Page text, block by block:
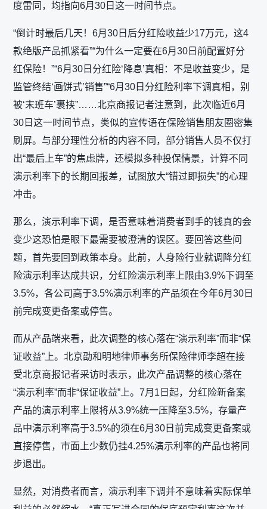
度雷同，均指向6月30日这一时间节点。
“倒计时最后几天！6月30日后分红险收益少17万元，这4
款绝版产品抓紧看”“为什么一定要在6月30日前配置好分
红保险！”“6月30日分红险‘降息’真相：不是收益变少，是
监管终结‘画饼式’销售”“6月30日分红险利率下调真相，别
被‘末班车’裹挟”……北京商报记者注意到，此次临近6月
30日这一时间节点，类似的宣传语在保险销售朋友圈密集
刷屏。与部分理性分析的内容不同，部分销售人员不仅打
出“最后上车”的焦虑牌，还模拟多种投保情景，计算不同
演示利率下的长期回报差，试图放大“错过即损失”的心理
冲击。
那么，演示利率下调，是否意味着消费者到手的钱真的会
变少这恐怕是眼下最需要被澄清的误区。要回答这些问
题，首先要回到政策本身。此前，人身险行业就调降分红
险演示利率达成共识，分红险演示利率上限由3.9%下调至
3.5%，各公司高于3.5%演示利率的产品须在今年6月30日
前完成变更备案或停售。
而从产品端来看，此次调整的核心落在“演示利率”而非“保
证收益”上。北京劭和明地律师事务所保险律师李超在接
受北京商报记者采访时表示，此次产品调整的核心落在
“演示利率”而非“保证收益”上。7月1日起，分红险新备案
产品的演示利率上限将从3.9%统一压降至3.5%，存量产
品中演示利率高于3.5%的须在6月30日前完成变更备案或
直接停售，市面上少数仍挂4.25%演示利率的产品也将同
步退出。
显然，对消费者而言，演示利率下调并不意味着实际保单